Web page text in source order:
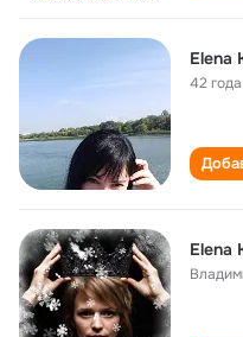
Elena
42 года
Elena